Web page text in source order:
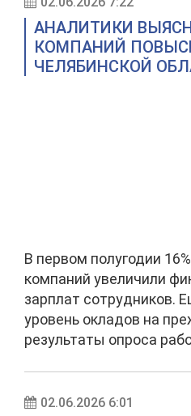
АНАЛИТИКИ
КОМПАНИЙ
ЧЕЛЯБИНСКОЙ
В первом полугодии
компаний увеличили
зарплат сотрудников.
уровень окладов на
результаты опроса
02.06.2026 6:01